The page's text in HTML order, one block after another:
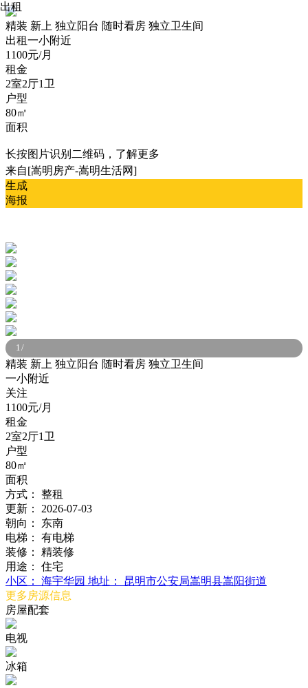
精装 新上 独立阳台 随时看房 独立卫生间
出租一小附近
1100元/月
租金
2室2厅1卫
户型
80㎡
面积
长按图片识别二维码，了解更多
来自[嵩明房产-嵩明生活网]
生成
海报
出租
1/
精装 新上 独立阳台 随时看房 独立卫生间
一小附近
关注
1100元/月
租金
2室2厅1卫
户型
80㎡
面积
方式：
整租
更新：
2026-07-03
朝向：
东南
电梯：
有电梯
装修：
精装修
用途：
住宅
小区：
海宇华园 地址：
昆明市公安局嵩明县嵩阳街道
更多房源信息
房屋配套
电视
冰箱